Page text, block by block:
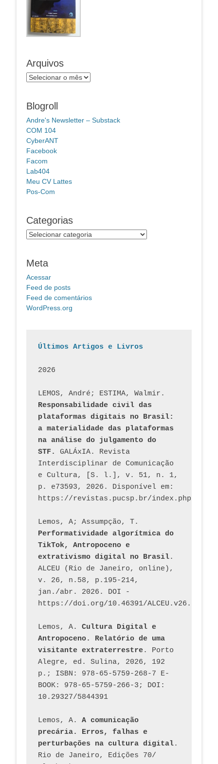
Arquivos
Arquivos
Blogroll
Andre's Newsletter – Substack
COM 104
CyberANT
Facebook
Facom
Lab404
Meu CV Lattes
Pos-Com
Categorias
Categorias
Meta
Acessar
Feed de posts
Feed de comentários
WordPress.org
Últimos Artigos e Livros
2026
Responsabilidade civil das
plataformas digitais no Brasil:
a materialidade das plataformas
na análise do julgamento do
STF.
GALÁxIA. Revista
Interdisciplinar de Comunicação
e Cultura, [S. l.], v. 51, n. 1,
p. e73593, 2026. Disponível em:
Performatividade algorítmica do
TikTok, Antropoceno e
extrativismo digital no Brasil.
ALCEU (Rio de Janeiro, online),
v. 26, n.58, p.195-214,
jan./abr. 2026. DOI -
https://doi.org/10.46391/
Lemos, A. Cultura Digital e
Antropoceno. Relatório de uma
visitante extraterrestre. Porto
Alegre, ed. Sulina, 2026, 192
p.; ISBN: 978-65-5759-268-7 E-
BOOK: 978-65-5759-266-3; DOI:
10.29327/5844391
Lemos, A. A comunicação
precária. Erros, falhas e
perturbações na cultura digital.
Rio de Janeiro, Edições 70/